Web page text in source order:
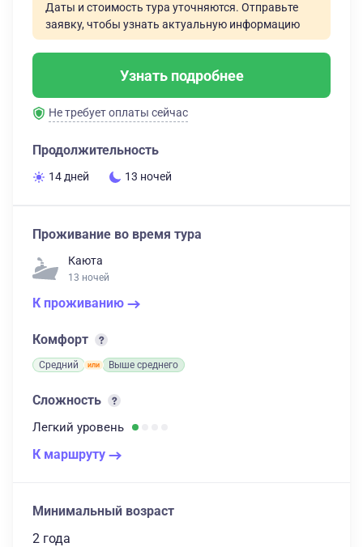
Даты и стоимость тура уточняются. Отправьте
заявку, чтобы узнать актуальную информацию
Узнать подробнее
Не требует оплаты сейчас
Продолжительность
14 дней 13 ночей
Проживание во время тура
Каюта
13 ночей
К проживанию
Комфорт
Средний Выше среднего
Сложность
Легкий уровень
К маршруту
Минимальный возраст
2 года